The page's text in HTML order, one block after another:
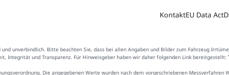
KontaktEU Data Act
unverbindlich. Bitte beachten Sie, dass bei allen Angaben und Bilder zum Fahrzeug
Integrität und Transparenz. Für Hinweisgeber haben wir daher folgenden Link bereitgestellt:
Die angegebenen Werte wurden nach dem vorgeschriebenen